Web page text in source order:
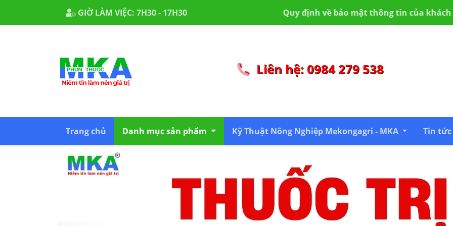
GIỜ LÀM VIỆC: 7H30 - 17H30Quy định về bảo mật thông tin của khách hàng Giới thiệu về MKA
Liên hệ: 0984 279 538
Trang chủ Danh mục sản phẩm Kỹ Thuật Nông Nghiệp Mekongagri - MKA Tin tức